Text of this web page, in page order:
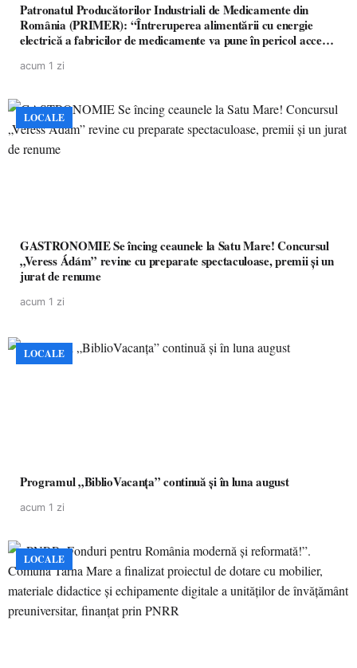
Patronatul Producătorilor Industriali de Medicamente din
România (PRIMER): “Întreruperea alimentării cu energie
electrică a fabricilor de medicamente va pune în pericol accesul
acum 1 zi
LOCALE
GASTRONOMIE Se încing ceaunele la Satu Mare! Concursul
„Veress Ádám” revine cu preparate spectaculoase, premii și un
jurat de renume
acum 1 zi
LOCALE
Programul „BiblioVacanța” continuă și în luna august
acum 1 zi
LOCALE